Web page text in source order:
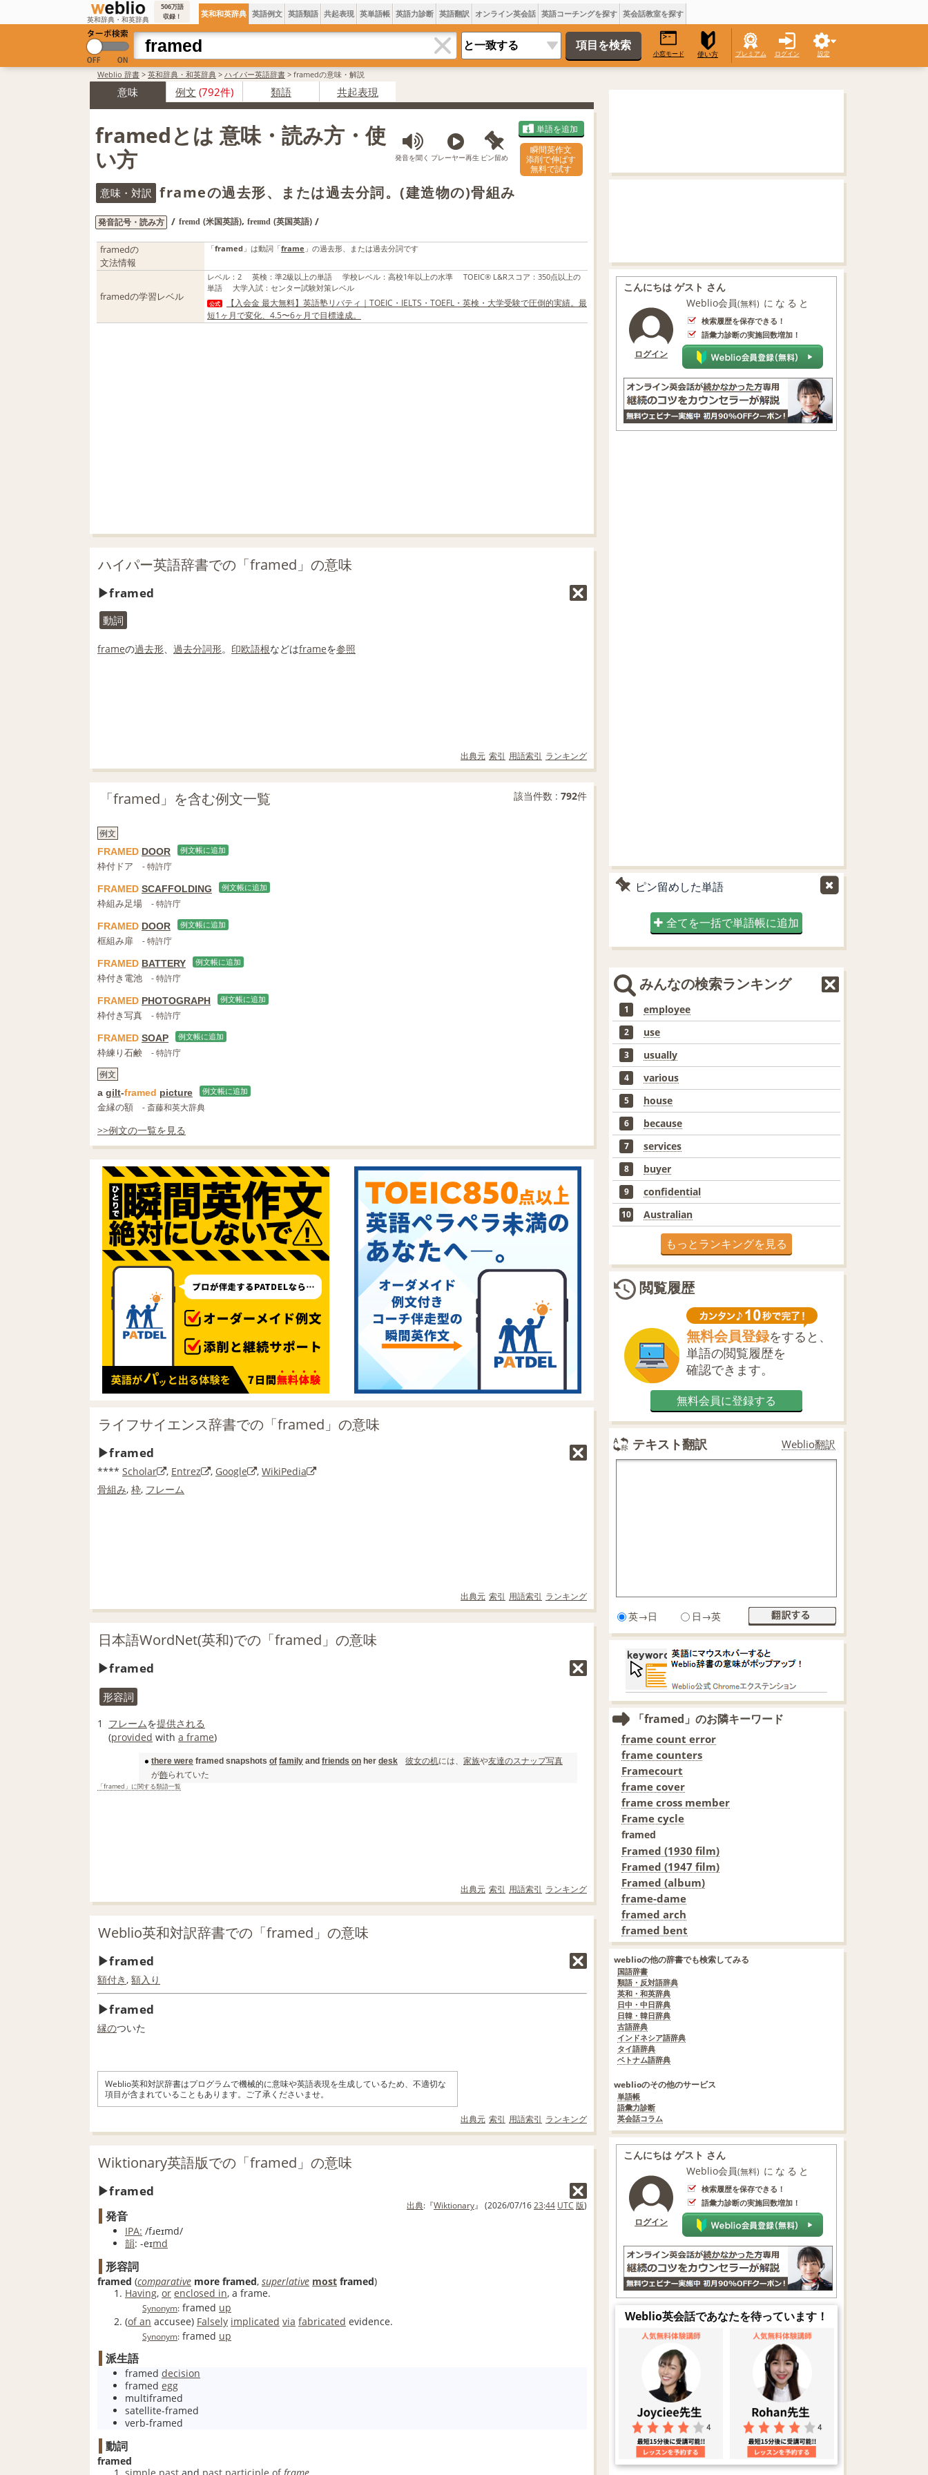
英和辞典・和英辞典
506万語
収録！
英和和英辞典 英語例文 英語類語 共起表現 英単語帳 英語力診断 英語翻訳 オンライン英会話 英語コーチングを探す 英会話教室を探す
小窓モード 使い方 プレミアム ログイン 設定
Weblio 辞書 > 英和辞典・和英辞典 > ハイパー英語辞書 > framedの意味・解説
意味 例文 (792件) 類語 共起表現
framedとは 意味・読み方・使
い方
発音を聞く プレーヤー再生 ピン留め
単語を追加
瞬間英作文
添削で伸ばす
無料で試す
意味・対訳 frameの過去形、または過去分詞。(建造物の)骨組み
発音記号・読み方 / fremd (米国英語), freɪmd (英国英語) /
framedの
文法情報
「framed 」は動詞「frame 」の過去形、または過去分詞です
framedの学習レベル
レベル ： 2 英検 ： 準2級以上の単語 学校レベル ： 高校1年以上の水準 TOEIC® L&Rスコア ： 350点以上の
単語
大学入試 ： センター試験対策レベル
公式
【入会金 最大無料】英語塾リバティ｜TOEIC・IELTS・TOEFL・英検・大学受験で圧倒的実績。最
短1ヶ月で変化、4.5〜6ヶ月で目標達成。
ハイパー英語辞書での「framed」の意味
framed
動詞
frameの過去形、 過去分詞形。 印欧語根などはframeを参照
出典元 索引 用語索引 ランキング
「framed」を含む例文一覧 該当件数 : 792件
例文
FRAMED DOOR 例文帳に追加
枠付ドア - 特許庁
FRAMED SCAFFOLDING 例文帳に追加
枠組み足場 - 特許庁
FRAMED DOOR 例文帳に追加
框組み扉 - 特許庁
FRAMED BATTERY 例文帳に追加
枠付き電池 - 特許庁
FRAMED PHOTOGRAPH 例文帳に追加
枠付き写真 - 特許庁
FRAMED SOAP 例文帳に追加
枠練り石鹸
- 特許庁
例文
a gilt-framed picture 例文帳に追加
金縁の額 - 斎藤和英大辞典
>>例文の一覧を見る
ライフサイエンス辞書での「framed」の意味
framed
**** Scholar , Entrez , Google , WikiPedia
骨組み, 枠, フレーム
出典元 索引 用語索引 ランキング
日本語WordNet(英和)での「framed」の意味
framed
形容詞
1 フレームを提供される
(provided with a frame)
there were framed snapshots of family and friends on her desk 彼女の机には、 家族や友達のスナップ写真
が飾られていた
「framed」に関する類語一覧
出典元 索引 用語索引 ランキング
Weblio英和対訳辞書での「framed」の意味
framed
額付き, 額入り
framed
縁のついた
Weblio英和対訳辞書はプログラムで機械的に意味や英語表現を生成しているため、不適切な
項目が含まれていることもあります。ご了承くださいませ。
出典元 索引 用語索引 ランキング
Wiktionary英語版での「framed」の意味
framed
出典:『Wiktionary』 (2026/07/16 23:44 UTC 版)
発音
IPA: /fɹeɪmd/
韻: -eɪmd
形容詞
framed (comparative more framed, superlative most framed)
Having, or enclosed in, a frame.
Synonym: framed up
(of an accusee) Falsely implicated via fabricated evidence.
Synonym: framed up
派生語
framed decision
framed egg
multiframed
satellite-framed
verb-framed
動詞
framed
こんにちは ゲスト さん
ログイン
Weblio会員(無料) になると
検索履歴を保存できる！
語彙力診断の実施回数増加！
ピン留めした単語
全てを一括で単語帳に追加
みんなの検索ランキング
1 employee
2 use
3 usually
4 various
5 house
6 because
7 services
8 buyer
9 confidential
10 Australian
もっとランキングを見る
閲覧履歴
無料会員登録をすると、
単語の閲覧履歴を
確認できます。
無料会員に登録する
テキスト翻訳 Weblio翻訳
英→日 日→英
「framed」のお隣キーワード
frame count error
frame counters
Framecourt
frame cover
frame cross member
Frame cycle
framed
Framed (1930 film)
Framed (1947 film)
Framed (album)
frame-dame
framed arch
framed bent
weblioの他の辞書でも検索してみる
国語辞書
類語・反対語辞典
英和・和英辞典
日中・中日辞典
日韓・韓日辞典
古語辞典
インドネシア語辞典
タイ語辞典
ベトナム語辞典
weblioのその他のサービス
単語帳
語彙力診断
英会話コラム
こんにちは ゲスト さん
ログイン
Weblio会員(無料) になると
検索履歴を保存できる！
語彙力診断の実施回数増加！
Weblio英会話であなたを待っています！